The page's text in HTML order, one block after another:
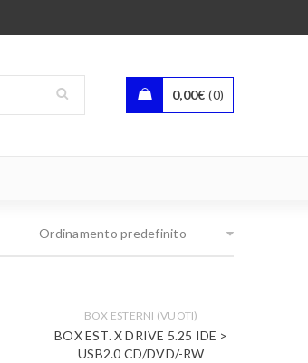
0,00€ 0
Ordinamento predefinito
BOX ESTERNI (VUOTI)
BOX EST. X DRIVE 5.25 IDE >
USB2.0 CD/DVD/-RW